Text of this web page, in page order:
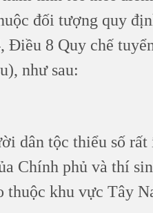
đối tượng quy
Điều 8 Quy chế
như sau:
dân tộc thiểu số
Chính phủ và thí
thuộc khu vực Tây